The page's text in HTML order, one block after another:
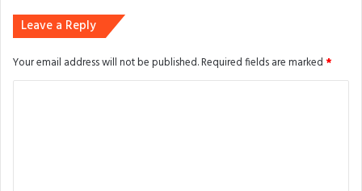
Leave a Reply
Your email address will not be published.Required fields are marked *